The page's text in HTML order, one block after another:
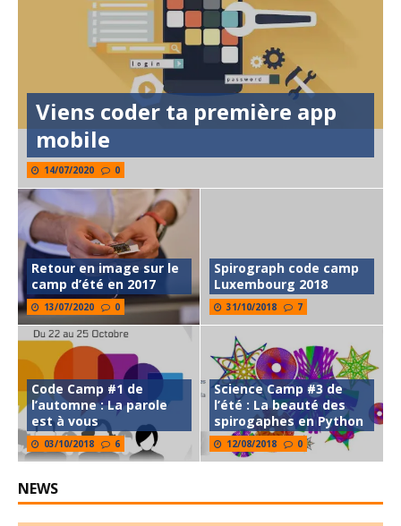
Viens coder ta première app
mobile
14/07/2020 0
Retour en image sur le
camp d’été en 2017
13/07/2020 0
Spirograph code camp
Luxembourg 2018
31/10/2018 7
Code Camp #1 de
l’automne : La parole
est à vous
03/10/2018 6
Science Camp #3 de
l’été : La beauté des
spirogaphes en Python
12/08/2018 0
NEWS